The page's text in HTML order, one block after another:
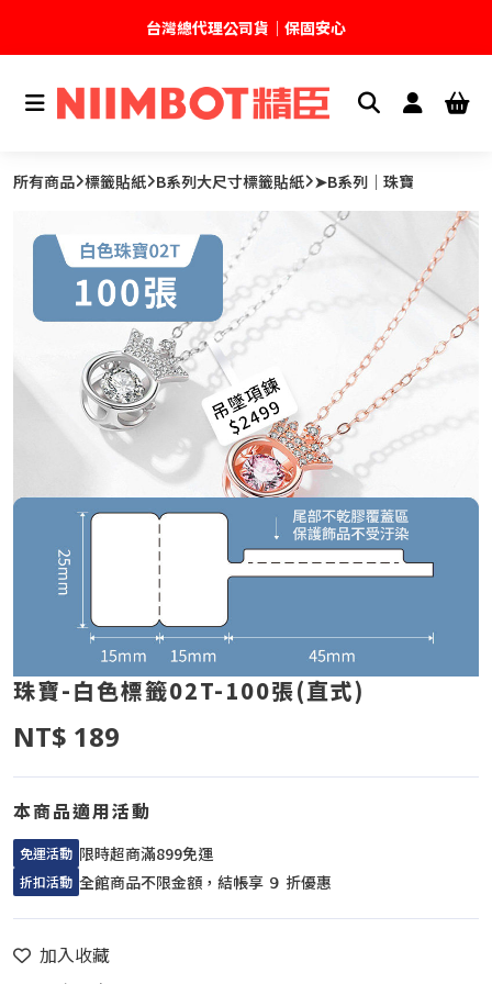
台灣總代理公司貨｜保固安心
🚚 全館現貨供應｜快速出貨不久等
台灣精臣科技有限公司｜原廠總代理｜售後完善
所有商品 標籤貼紙 B系列大尺寸標籤貼紙 ➤B系列｜珠寶
珠寶-白色標籤02T-100張(直式)
NT$ 189
本商品適用活動
免運活動 限時超商滿899免運
折扣活動 全館商品不限金額，結帳享 ９ 折優惠
加入收藏